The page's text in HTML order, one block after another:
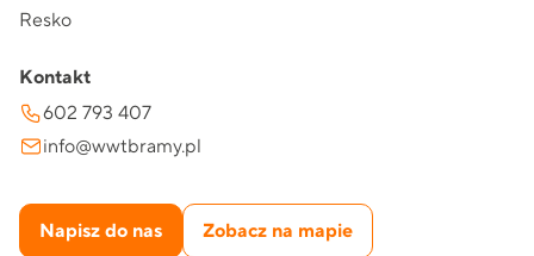
Resko
Kontakt
602 793 407
info@wwtbramy.pl
Napisz do nas Zobacz na mapie